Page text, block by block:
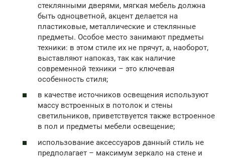
стеклянными дверями, мягкая мебель должна
быть одноцветной, акцент делается на
пластиковые, металлические и стеклянные
предметы. Особое место занимают предметы
техники: в этом стиле их не прячут, а, наоборот,
выставляют напоказ, так как наличие
современной техники – это ключевая
особенность стиля;
в качестве источников освещения используют
массу встроенных в потолок и стены
светильников, приветствуется также встроенное
в пол и предметы мебели освещение;
использование аксессуаров данный стиль не
предполагает – максимум зеркало на стене и